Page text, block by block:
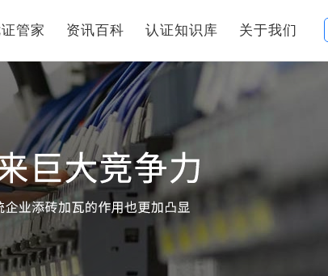
管家 资讯百科 认证知识库 关于我们